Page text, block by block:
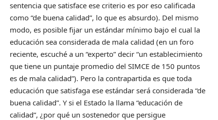
sentencia que satisface ese criterio es por eso calificada
como “de buena calidad”, lo que es absurdo). Del mismo
modo, es posible fijar un estándar mínimo bajo el cual la
educación sea considerada de mala calidad (en un foro
reciente, escuché a un “experto” decir “un establecimiento
que tiene un puntaje promedio del SIMCE de 150 puntos
es de mala calidad”). Pero la contrapartida es que toda
educación que satisfaga ese estándar será considerada “de
buena calidad”. Y si el Estado la llama “educación de
calidad”, ¿por qué un sostenedor que persigue